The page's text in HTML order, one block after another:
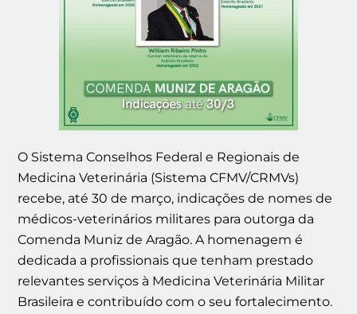
O Sistema Conselhos Federal e Regionais de
Medicina Veterinária (Sistema CFMV/CRMVs)
recebe, até 30 de março, indicações de nomes de
médicos-veterinários militares para outorga da
Comenda Muniz de Aragão. A homenagem é
dedicada a profissionais que tenham prestado
relevantes serviços à Medicina Veterinária Militar
Brasileira e contribuído com o seu fortalecimento.